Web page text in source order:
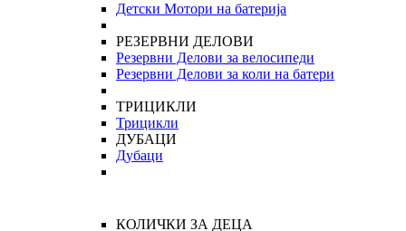
Детски Мотори на батерија
РЕЗЕРВНИ ДЕЛОВИ
Резервни Делови за велосипеди
Резервни Делови за коли на батери
ТРИЦИКЛИ
Трицикли
ДУБАЦИ
Дубаци
КОЛИЧКИ ЗА ДЕЦА